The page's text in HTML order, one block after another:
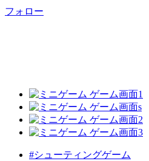
フォロー
#シューティングゲーム